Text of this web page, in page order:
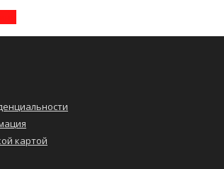
картой